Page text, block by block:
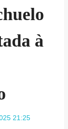
à
21:25